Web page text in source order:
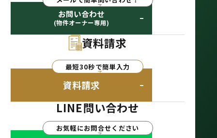
お問い合わせ
(物件オーナー専用)
資料請求
最短30秒で簡単入力
資料請求
LINE問い合わせ
お気軽にお問合せください